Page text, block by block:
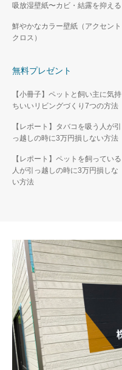
吸放湿壁紙〜カビ・結露を抑える
鮮やかなカラー壁紙（アクセント
クロス）
無料プレゼント
【小冊子】ペットと飼い主に気持
ちいいリビングづくり7つの方法
【レポート】タバコを吸う人が引
っ越しの時に3万円損しない方法
【レポート】ペットを飼っている
人が引っ越しの時に3万円損しな
い方法